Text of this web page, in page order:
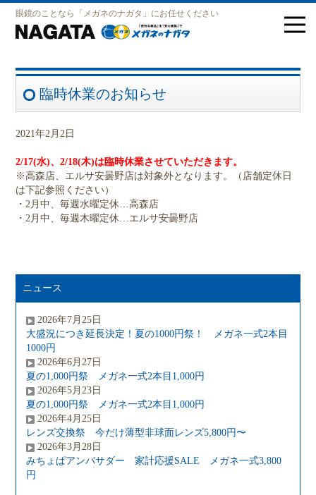
眼鏡のことなら「メガネのナガタ」にお任せください
臨時休業のお知らせ
2021年2月2日
2/17(水)、2/18(木)は臨時休業させていただきます。
※高森店、エルサ安曇野店は対象外となります。（店舗定休日
は下記参照ください）
・ 2 月中、毎週水曜定休 …高森店
・ 2 月中、毎週木曜定休 エルサ安曇野店
ニュース
2026年7月25日
大盛況につき延長決定！夏の1000円祭！ メガネ一式2本目
1000円
2026年6月27日
夏の1,000円祭 メガネ一式2本目1,000円
2026年5月23日
夏の1,000円祭 メガネ一式2本目1,000円
2026年4月25日
レンズ交換祭 今だけ薄型非球面レンズ5,800円〜
2026年3月28日
みちょぱアンバサダー 家計応援SALE メガネ一式3,800
円